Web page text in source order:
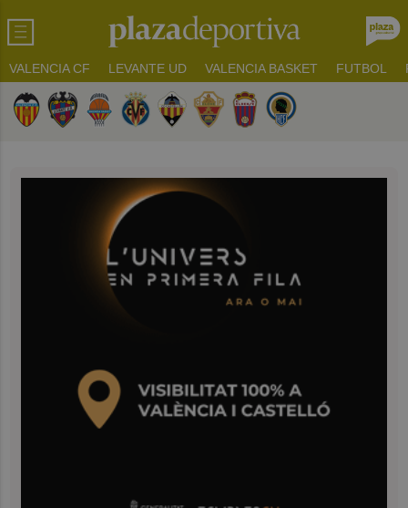
VALENCIA CF LEVANTE UD VALENCIA BASKET FUTBOL